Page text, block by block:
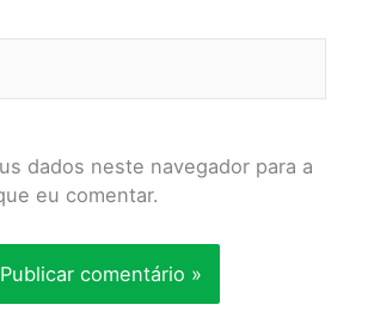
dados neste navegador para a
eu comentar.